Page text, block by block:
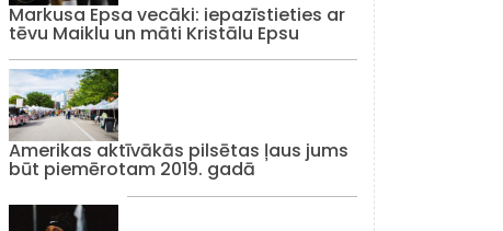
Markusa Epsa vecāki: iepazīstieties ar
tēvu Maiklu un māti Kristālu Epsu
Amerikas aktīvākās pilsētas ļaus jums
būt piemērotam 2019. gadā